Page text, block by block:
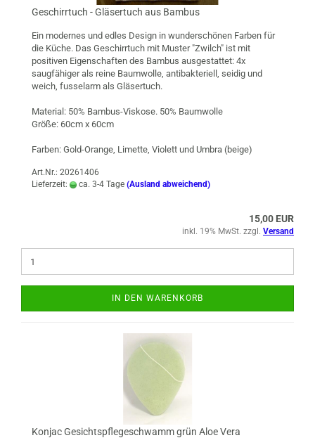
Geschirrtuch - Gläsertuch aus Bambus
Ein modernes und edles Design in wunderschönen Farben für
die Küche. Das Geschirrtuch mit Muster "Zwilch" ist mit
positiven Eigenschaften des Bambus ausgestattet: 4x
saugfähiger als reine Baumwolle, antibakteriell, seidig und
weich, fusselarm als Gläsertuch.
Material: 50% Bambus-Viskose. 50% Baumwolle
Größe: 60cm x 60cm
Farben: Gold-Orange, Limette, Violett und Umbra (beige)
Art.Nr.: 20261406
Lieferzeit:
ca. 3-4 Tage (Ausland abweichend)
15,00 EUR
inkl. 19% MwSt. zzgl. Versand
IN DEN WARENKORB
Konjac Gesichtspflegeschwamm grün Aloe Vera